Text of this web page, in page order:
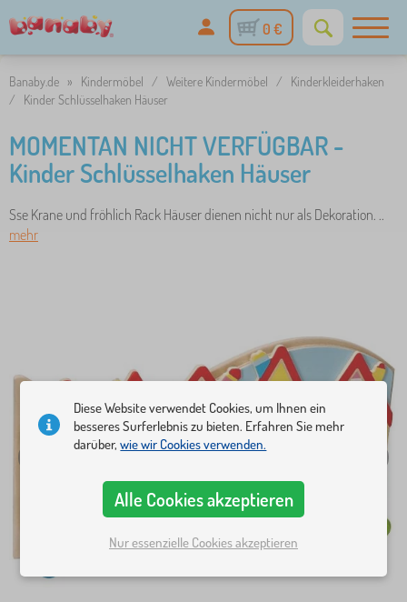
0 €
Banaby.de » Kindermöbel / Weitere Kindermöbel /
Kinderkleiderhaken
/
Kinder Schlüsselhaken Häuser
MOMENTAN NICHT VERFÜGBAR -
Kinder Schlüsselhaken Häuser
Sse Krane und fröhlich Rack Häuser dienen nicht nur als Dekoration. ..
mehr
Diese Website verwendet Cookies, um Ihnen ein
besseres Surferlebnis zu bieten. Erfahren Sie mehr
darüber,wie wir Cookies verwenden.
Alle Cookies akzeptieren
Nur essenzielle Cookies akzeptieren